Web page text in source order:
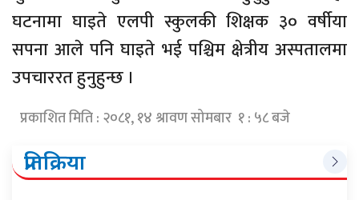
घटनामा घाइते एलपी स्कुलकी शिक्षक ३० वर्षीया
सपना आले पनि घाइते भई पश्चिम क्षेत्रीय अस्पतालमा
उपचाररत हुनुहुन्छ ।
प्रकाशित मिति : २०८१, १४ श्रावण सोमबार १ : ५८ बजे
प्रतिक्रिया